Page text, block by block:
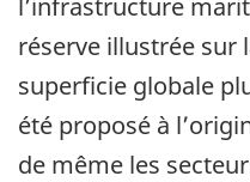
réserve illustrée sur
superficie globale
été proposé à
de même les